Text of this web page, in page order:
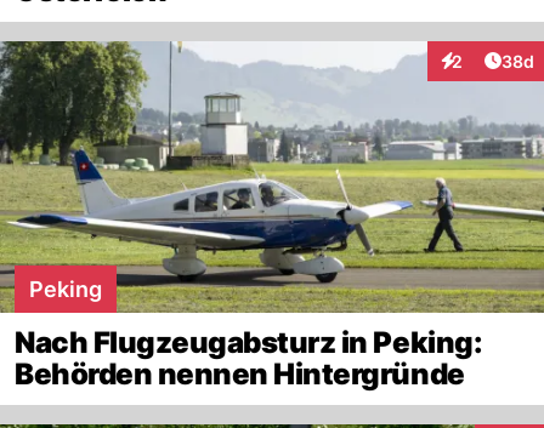
2
Interaktionen
38d
Peking
Nach Flugzeugabsturz in Peking:
Behörden nennen Hintergründe